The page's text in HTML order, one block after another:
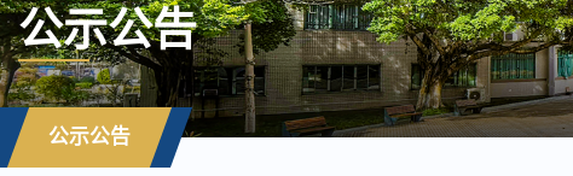
公示公告
公示公告